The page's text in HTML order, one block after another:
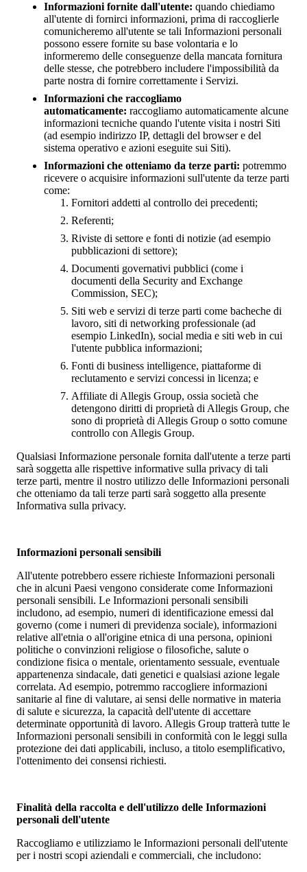
Informazioni fornite dall'utente: quando chiediamo
all'utente di fornirci informazioni, prima di raccoglierle
comunicheremo all'utente se tali Informazioni personali
possono essere fornite su base volontaria e lo
informeremo delle conseguenze della mancata fornitura
delle stesse, che potrebbero includere l'impossibilità da
parte nostra di fornire correttamente i Servizi.
Informazioni che raccogliamo
automaticamente: raccogliamo automaticamente alcune
informazioni tecniche quando l'utente visita i nostri Siti
(ad esempio indirizzo IP, dettagli del browser e del
sistema operativo e azioni eseguite sui Siti).
Informazioni che otteniamo da terze parti: potremmo
ricevere o acquisire informazioni sull'utente da terze parti
come:
Fornitori addetti al controllo dei precedenti;
Referenti;
Riviste di settore e fonti di notizie (ad esempio
pubblicazioni di settore);
Documenti governativi pubblici (come i
documenti della Security and Exchange
Commission, SEC);
Siti web e servizi di terze parti come bacheche di
lavoro, siti di networking professionale (ad
esempio LinkedIn), social media e siti web in cui
l'utente pubblica informazioni;
Fonti di business intelligence, piattaforme di
reclutamento e servizi concessi in licenza; e
Affiliate di Allegis Group, ossia società che
detengono diritti di proprietà di Allegis Group, che
sono di proprietà di Allegis Group o sotto comune
controllo con Allegis Group.
Qualsiasi Informazione personale fornita dall'utente a terze parti
sarà soggetta alle rispettive informative sulla privacy di tali
terze parti, mentre il nostro utilizzo delle Informazioni personali
che otteniamo da tali terze parti sarà soggetto alla presente
Informativa sulla privacy.
Informazioni personali sensibili
All'utente potrebbero essere richieste Informazioni personali
che in alcuni Paesi vengono considerate come Informazioni
personali sensibili. Le Informazioni personali sensibili
includono, ad esempio, numeri di identificazione emessi dal
governo (come i numeri di previdenza sociale), informazioni
relative all'etnia o all'origine etnica di una persona, opinioni
politiche o convinzioni religiose o filosofiche, salute o
condizione fisica o mentale, orientamento sessuale, eventuale
appartenenza sindacale, dati genetici e qualsiasi azione legale
correlata. Ad esempio, potremmo raccogliere informazioni
sanitarie al fine di valutare, ai sensi delle normative in materia
di salute e sicurezza, la capacità dell'utente di accettare
determinate opportunità di lavoro. Allegis Group tratterà tutte le
Informazioni personali sensibili in conformità con le leggi sulla
protezione dei dati applicabili, incluso, a titolo esemplificativo,
l'ottenimento dei consensi richiesti.
Finalità della raccolta e dell'utilizzo delle Informazioni
personali dell'utente
Raccogliamo e utilizziamo le Informazioni personali dell'utente
per i nostri scopi aziendali e commerciali, che includono: